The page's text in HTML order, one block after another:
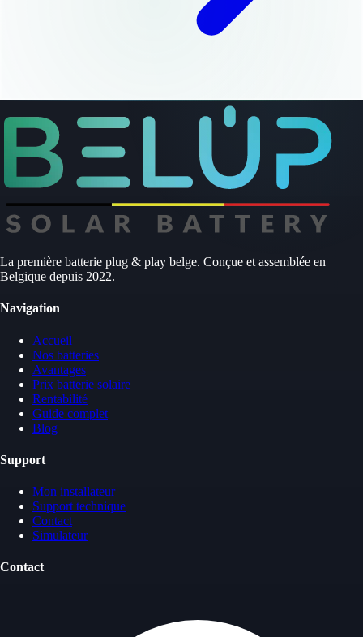
La première batterie plug & play belge. Conçue et assemblée en
Belgique depuis 2022.
Navigation
Accueil
Nos batteries
Avantages
Prix batterie solaire
Rentabilité
Guide complet
Blog
Support
Mon installateur
Support technique
Contact
Simulateur
Contact